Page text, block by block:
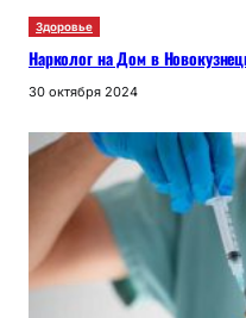
Здоровье
Нарколог на Дом в
30 октября 2024